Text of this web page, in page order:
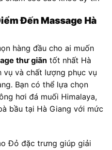
Đến Massage Hà
hàng đầu cho ai muốn
thư giãn tốt nhất Hà
vụ và chất lượng phục vụ
Bạn có thể lựa chọn
hơi đá muối Himalaya,
bầu tại Hà Giang với mức
Đỏ đặc trưng giúp giải